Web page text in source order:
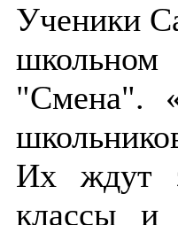
Ученики
школьном
"Смена".
Их ждут
классы и